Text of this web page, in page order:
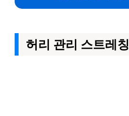
허리 관리 스트레칭